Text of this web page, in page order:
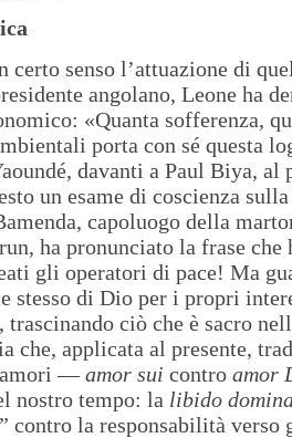
certo senso l’attuazione di
angolano, Leone ha
«Quanta sofferenza,
porta con sé questa
davanti a Paul Biya, al
un esame di coscienza
capoluogo della
ha pronunciato la frase
gli operatori di pace! Ma
stesso di Dio per i propri
ciò che è sacro
che, applicata al presente,
amori —amor sui contro amor
nostro tempo: la libido
contro la responsabilità